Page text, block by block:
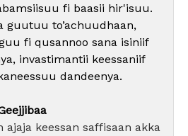
fi baasii hir'isuu.
guutuu to’achuudhaan,
fi qusannoo sana isiniif
invastimantii keessaniif
dandeenya.
ajaja keessan saffisaan akka